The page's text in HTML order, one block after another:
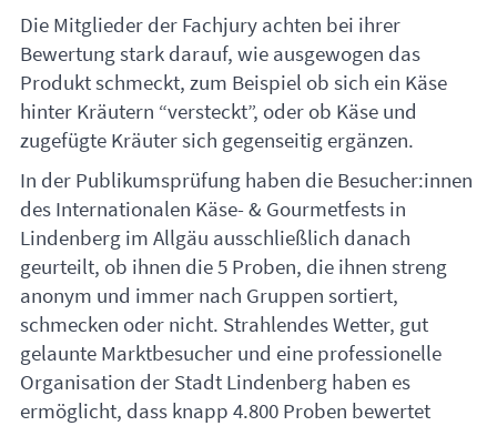
Die Mitglieder der Fachjury achten bei ihrer
Bewertung stark darauf, wie ausgewogen das
Produkt schmeckt, zum Beispiel ob sich ein Käse
hinter Kräutern “versteckt”, oder ob Käse und
zugefügte Kräuter sich gegenseitig ergänzen.
In der Publikumsprüfung haben die Besucher:innen
des Internationalen Käse- & Gourmetfests in
Lindenberg im Allgäu ausschließlich danach
geurteilt, ob ihnen die 5 Proben, die ihnen streng
anonym und immer nach Gruppen sortiert,
schmecken oder nicht. Strahlendes Wetter, gut
gelaunte Marktbesucher und eine professionelle
Organisation der Stadt Lindenberg haben es
ermöglicht, dass knapp 4.800 Proben bewertet